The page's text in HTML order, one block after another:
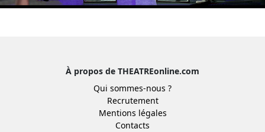
À propos de THEATREonline.com
Qui sommes-nous ?
Recrutement
Mentions légales
Contacts